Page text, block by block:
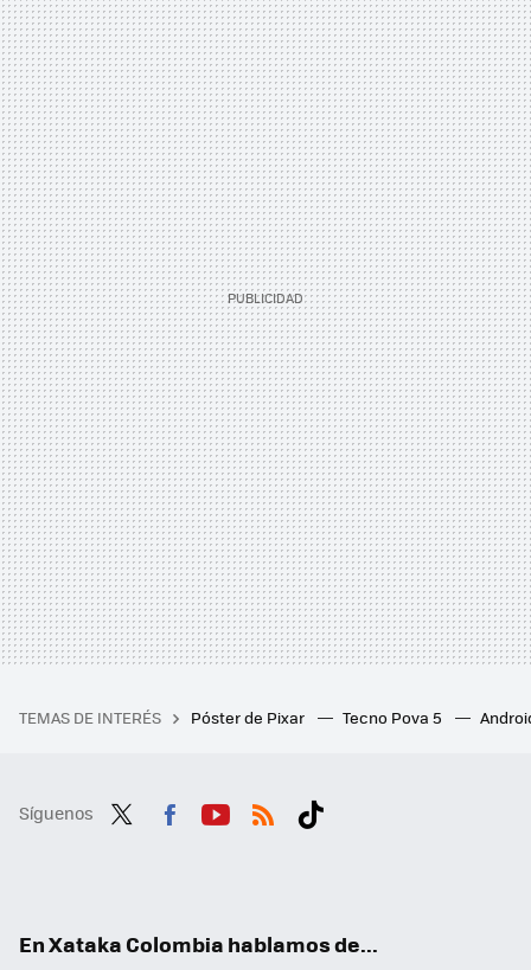
TEMAS DE INTERÉS Póster de Pixar Tecno Pova 5
Síguenos
En Xataka Colombia hablamos de...